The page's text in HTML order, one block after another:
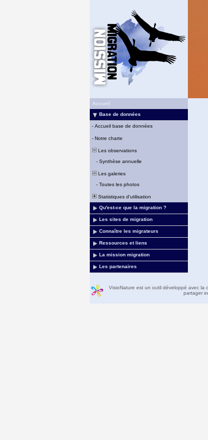
Accueil
Base de données
- Accueil base de données
- Notre charte
Les observations
- Synthèse annuelle
Les galeries
- Toutes les photos
Statistiques d'utilisation
Qu'est-ce que la migration ?
Les sites de migration
Connaître les migrateurs
Ressources et liens
La mission migration
Les partenaires
VisioNature est un outil développé avec la
partager